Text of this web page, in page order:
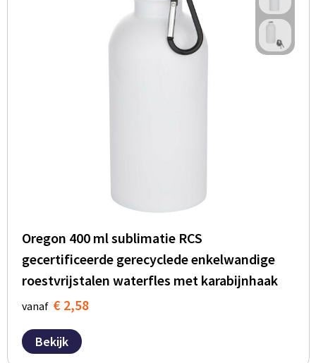
Oregon 400 ml sublimatie RCS
gecertificeerde gerecyclede enkelwandige
roestvrijstalen waterfles met karabijnhaak
vanaf € 2,58
Bekijk